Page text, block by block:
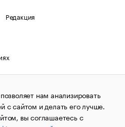
Редакция
О соблюдении авторских прав
1995–2026.Сообщения
агентства «РБК»
службой по надзору в сфере
и массовых
нам анализировать
с сайтом и делать его лучше.
вы соглашаетесь с